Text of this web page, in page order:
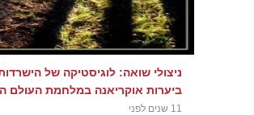
ניצולי שואה: לוגיסטיקה של
ביערות אוקריאנה במלחמת העולם
11 שנים לפני